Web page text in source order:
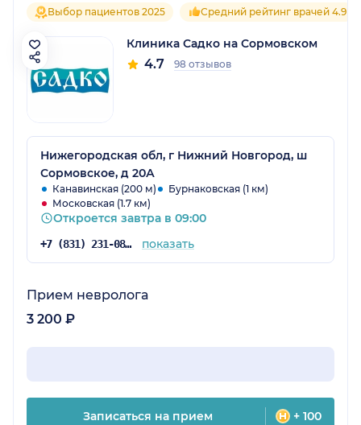
Выбор пациентов 2025 Средний рейтинг врачей 4.9
Клиника Садко на Сормовском
4.7 98 отзывов
Нижегородская обл, г Нижний Новгород, ш
Сормовское, д 20А
Канавинская (200 м)
Бурнаковская (1 км)
Московская (1.7 км)
Откроется завтра в 09:00
+7 (831) 231-08-16 показать
Прием невролога
3 200 ₽
Записаться на прием + 100